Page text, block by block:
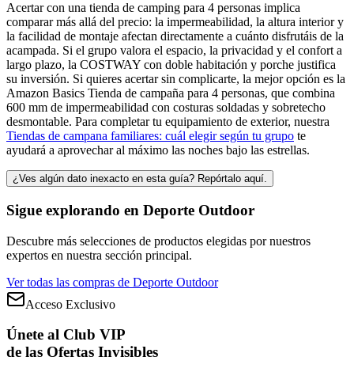
Acertar con una tienda de camping para 4 personas implica
comparar más allá del precio: la impermeabilidad, la altura interior y
la facilidad de montaje afectan directamente a cuánto disfrutáis de la
acampada. Si el grupo valora el espacio, la privacidad y el confort a
largo plazo, la COSTWAY con doble habitación y porche justifica
su inversión. Si quieres acertar sin complicarte, la mejor opción es la
Amazon Basics Tienda de campaña para 4 personas, que combina
600 mm de impermeabilidad con costuras soldadas y sobretecho
desmontable. Para completar tu equipamiento de exterior, nuestra
Tiendas de campana familiares: cuál elegir según tu grupo te
ayudará a aprovechar al máximo las noches bajo las estrellas.
¿Ves algún dato inexacto en esta guía? Repórtalo aquí.
Sigue explorando en Deporte Outdoor
Descubre más selecciones de productos elegidas por nuestros
expertos en nuestra sección principal.
Ver todas las compras de Deporte Outdoor
Acceso Exclusivo
Únete al Club VIP
de las Ofertas Invisibles